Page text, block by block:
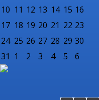
10 11 12 13 14 15 16
17 18 19 20 21 22 23
24 25 26 27 28 29 30
31 1 2 3 4 5 6